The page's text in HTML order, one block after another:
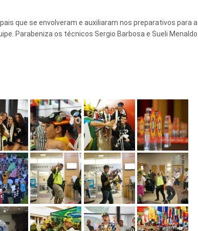
que se envolveram e auxiliaram nos preparativos para a
Parabeniza os técnicos Sergio Barbosa e Sueli Menaldo